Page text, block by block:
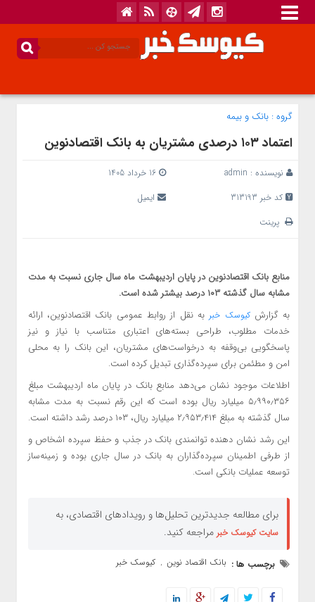
گروه : بانک‌ و بیمه
اعتماد ۱۰۳ درصدی مشتریان به بانک اقتصادنوین
نویسنده : admin
16 خرداد 1405
کد خبر 313193
ایمیل
پرینت
منابع بانک اقتصادنوین در پایان اردیبهشت ماه سال جاری نسبت به مدت
مشابه سال گذشته ۱۰۳ درصد بیشتر شده است.
به گزارشکیوسک خبر به نقل از روابط عمومی بانک اقتصادنوین، ارائه
خدمات مطلوب، طراحی بسته‌های اعتباری متناسب با نیاز و نیز
پاسخگویی بی‌وقفه به درخواست‌های مشتریان، این بانک را به محلی
امن و مطئمن برای سپرده‌گذاری تبدیل کرده است.
اطلاعات موجود نشان می‌دهد منابع بانک در پایان ماه اردیبهشت مبلغ
۵٫۹۹۰٫۳۵۶ میلیارد ریال بوده است که این رقم نسبت به مدت مشابه
سال گذشته به مبلغ ۲٫۹۵۳٫۴۱۴ میلیارد ریال، ۱۰۳ درصد رشد داشته است.
این رشد نشان دهنده توانمندی بانک در جذب و حفظ سپرده اشخاص و
از طرفی اطمینان سپرده‌گذاران به بانک در سال جاری بوده و زمینه‌ساز
توسعه عملیات بانکی است.
برای مطالعه جدیدترین تحلیل‌ها و رویدادهای اقتصادی، به
سایت کیوسک خبر مراجعه کنید.
برچسب ها : بانک اقتصاد نوین , کیوسک خبر